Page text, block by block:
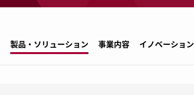
製品・ソリューション 事業内容 イノベーション